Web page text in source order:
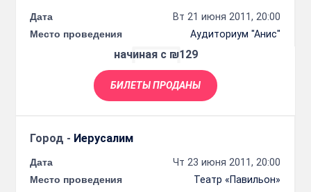
Дата
Вт 21 июня 2011, 20:00
Место проведения
Аудиториум "Анис"
начиная с ₪129
БИЛЕТЫ ПРОДАНЫ
Город - Иерусалим
Дата
Чт 23 июня 2011, 20:00
Место проведения
Театр «Павильон»